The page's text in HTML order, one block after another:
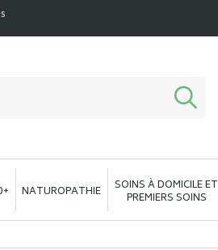
NATUROPATHIE SOINS À DOMICILE ET
PREMIERS SOINS